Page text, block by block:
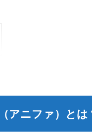
アニファ）とは